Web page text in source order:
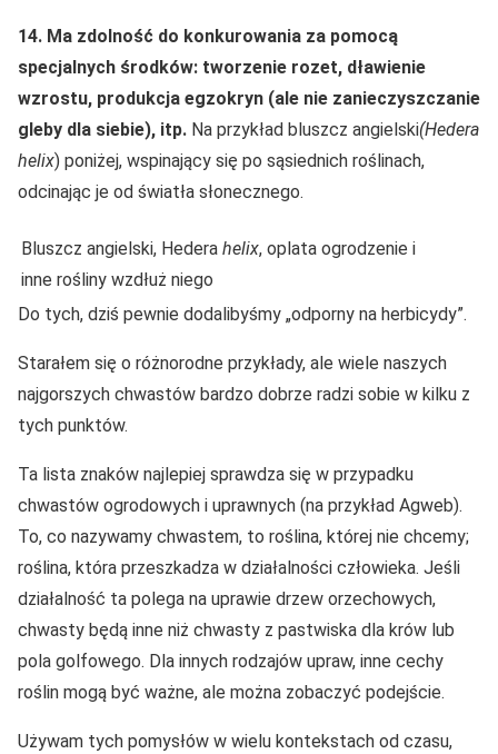
14. Ma zdolność do konkurowania za pomocą
specjalnych środków: tworzenie rozet, dławienie
wzrostu, produkcja egzokryn (ale nie zanieczyszczanie
gleby dla siebie), itp. Na przykład bluszcz angielski(Hedera
helix) poniżej, wspinający się po sąsiednich roślinach,
odcinając je od światła słonecznego.
Bluszcz angielski, Hedera helix, oplata ogrodzenie i
inne rośliny wzdłuż niego
Do tych, dziś pewnie dodalibyśmy „odporny na herbicydy”.
Starałem się o różnorodne przykłady, ale wiele naszych
najgorszych chwastów bardzo dobrze radzi sobie w kilku z
tych punktów.
Ta lista znaków najlepiej sprawdza się w przypadku
chwastów ogrodowych i uprawnych (na przykład Agweb).
To, co nazywamy chwastem, to roślina, której nie chcemy;
roślina, która przeszkadza w działalności człowieka. Jeśli
działalność ta polega na uprawie drzew orzechowych,
chwasty będą inne niż chwasty z pastwiska dla krów lub
pola golfowego. Dla innych rodzajów upraw, inne cechy
roślin mogą być ważne, ale można zobaczyć podejście.
Używam tych pomysłów w wielu kontekstach od czasu,